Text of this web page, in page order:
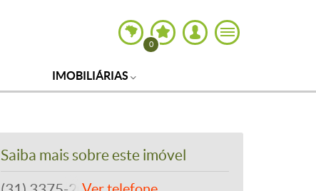
0
IMOBILIÁRIAS
Saiba mais sobre este imóvel